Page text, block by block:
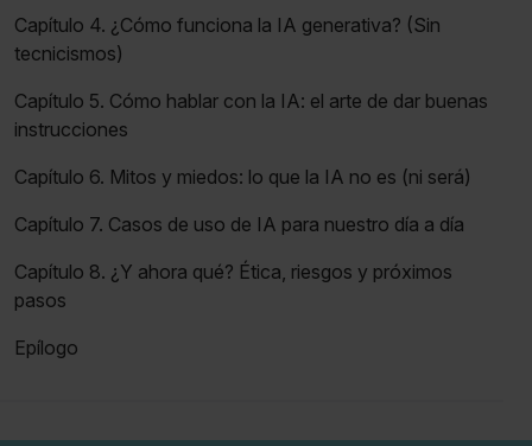
Capítulo 4. ¿Cómo funciona la IA generativa? (Sin
tecnicismos)
Capítulo 5. Cómo hablar con la IA: el arte de dar buenas
instrucciones
Capítulo 6. Mitos y miedos: lo que la IA no es (ni será)
Capítulo 7. Casos de uso de IA para nuestro día a día
Capítulo 8. ¿Y ahora qué? Ética, riesgos y próximos
pasos
Epílogo